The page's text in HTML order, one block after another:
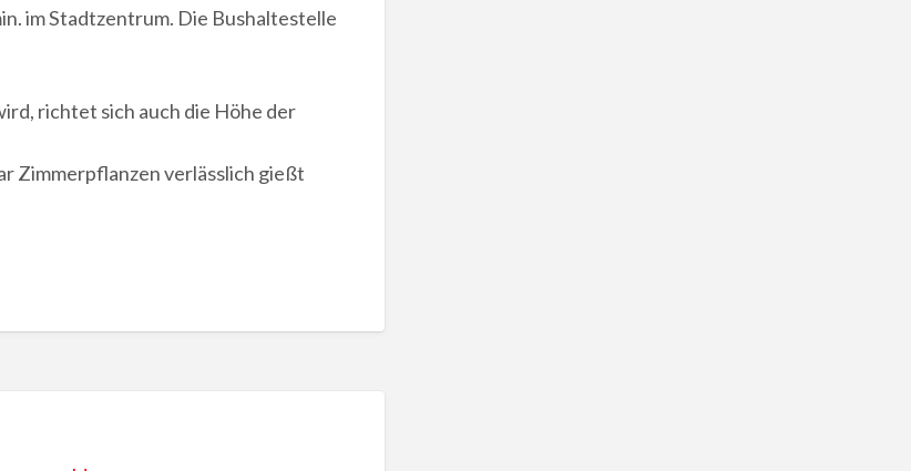
im Stadtzentrum. Die Bushaltestelle
richtet sich auch die Höhe der
Zimmerpflanzen verlässlich gießt